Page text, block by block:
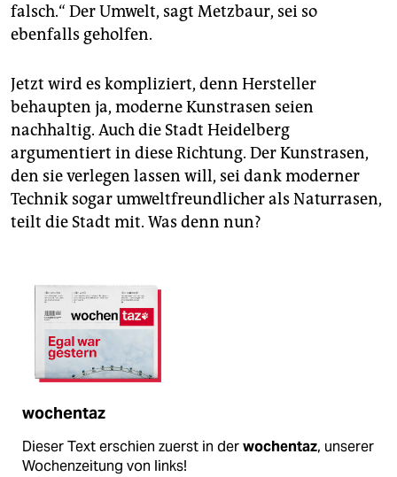
falsch.“ Der Umwelt, sagt Metzbaur, sei so
ebenfalls geholfen.
Jetzt wird es kompliziert, denn Hersteller
behaupten ja, moderne Kunstrasen seien
nachhaltig. Auch die Stadt Heidelberg
argumentiert in diese Richtung. Der Kunstrasen,
den sie verlegen lassen will, sei dank moderner
Technik sogar umweltfreundlicher als Naturrasen,
teilt die Stadt mit. Was denn nun?
wochentaz
Dieser Text erschien zuerst in derwochentaz, unserer
Wochenzeitung von links!